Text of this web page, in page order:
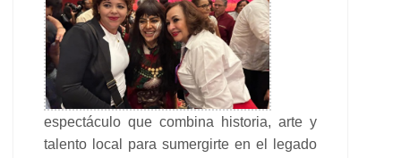
espectáculo que combina historia, arte y
talento local para sumergirte en el legado